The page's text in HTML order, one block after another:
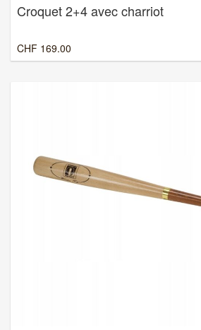
Croquet 2+4 avec charriot
CHF 169.00